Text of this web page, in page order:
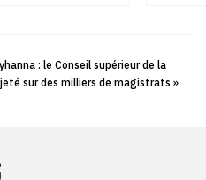
: le Conseil supérieur de la
sur des milliers de magistrats »